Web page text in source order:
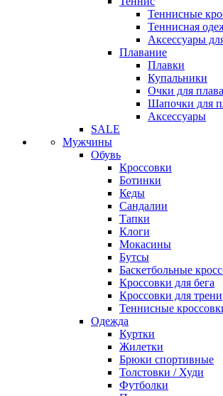
Теннисные
Теннисная
Аксессуары
Плавание
Плавки
Купальники
Очки для
Шапочки для
Аксессуары
SALE
Мужчины
Обувь
Кроссовки
Ботинки
Кеды
Сандалии
Тапки
Клоги
Мокасины
Бутсы
Баскетбольные
Кроссовки для бега
Кроссовки для
Теннисные
Одежда
Куртки
Жилетки
Брюки спортивные
Толстовки / Худи
Футболки